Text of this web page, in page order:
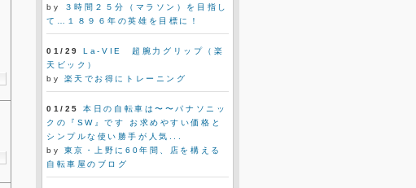
by
３時間２５分（マラソン）を目指し
て…１８９６年の英雄を目標に！
01/29
La-VIE 超腕力グリップ（楽
天ビック）
by 楽天でお得にトレーニング
01/25
本日の自転車は〜〜パナソニッ
クの『SW』です お求めやすい価格と
シンプルな使い勝手が人気...
by 東京・上野に60年間、店を構える
自転車屋のブログ